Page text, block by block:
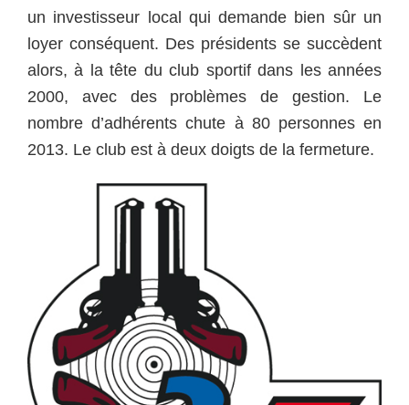
un investisseur local qui demande bien sûr un
loyer conséquent. Des présidents se succèdent
alors, à la tête du club sportif dans les années
2000, avec des problèmes de gestion. Le
nombre d’adhérents chute à 80 personnes en
2013. Le club est à deux doigts de la fermeture.